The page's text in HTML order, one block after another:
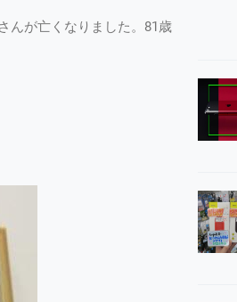
んが亡くなりました。81歳